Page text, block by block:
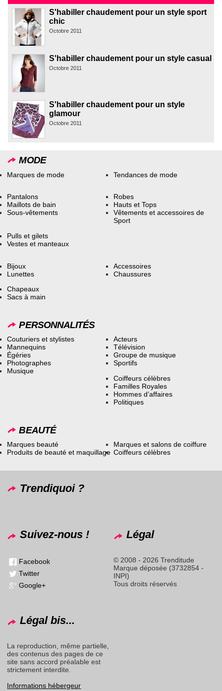
S'habiller chaudement pour un style sport
chic
Octobre 2011
S'habiller chaudement pour un style casual
Octobre 2011
S'habiller chaudement pour un style
glamour
Octobre 2011
MODE
Marques de mode Tendances de mode
Pantalons
Maillots de bain
Sous-vêtements
Robes
Hauts et Tops
Vêtements et accessoires de
Sport
Pulls et gilets
Vestes et manteaux
Bijoux
Lunettes
Accessoires
Chaussures
Chapeaux
Sacs à main
PERSONNALITÉS
Couturiers et stylistes
Mannequins
Égéries
Photographes
Musique
Acteurs
Télévision
Groupe de musique
Sportifs
Coiffeurs célèbres
Familles Royales
Hommes d’affaires
Politiques
BEAUTÉ
Marques beauté
Produits de beauté et maquillage
Marques et salons de coiffure
Coiffeurs célèbres
Trendiquoi ?
Suivez-nous !
Facebook
Twitter
Google+
Légal
© 2008 - 2026 Trenditude
Marque déposée (3732854 -
INPI)
Tous droits réservés
Légal bis...
La reproduction, même partielle,
des contenus des pages de ce
site sans accord préalable est
strictement interdite.
Informations hébergeur